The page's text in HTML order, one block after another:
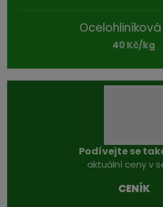
40 Kč/kg
Podívejte se
aktuální ceny v
CENÍK